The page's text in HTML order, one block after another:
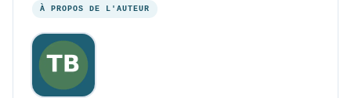
À PROPOS DE L'AUTEUR